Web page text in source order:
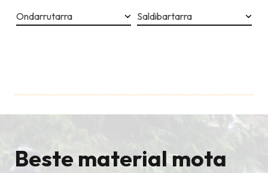
Ondarrutarra Saldibartarra
Beste material mota